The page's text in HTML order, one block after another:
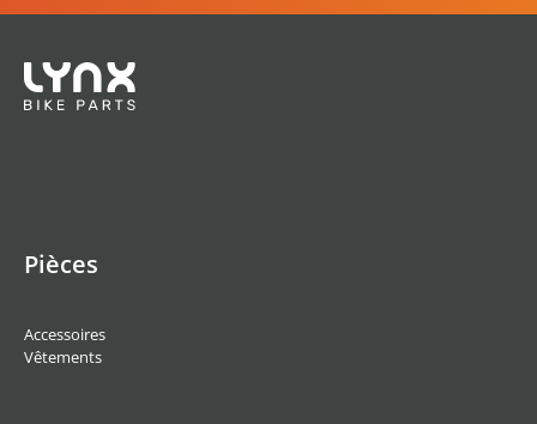
Pièces
Accessoires
Vêtements